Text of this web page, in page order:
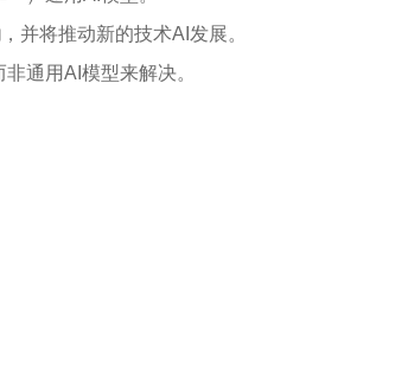
，并将推动新的技术AI发展。
通用AI模型来解决。